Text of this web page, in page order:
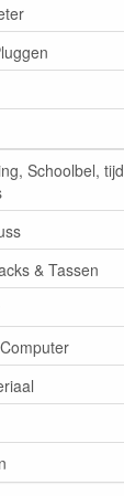
Schoolbel, tijd
& Tassen